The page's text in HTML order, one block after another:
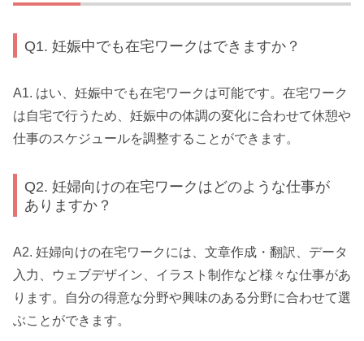
Q1. 妊娠中でも在宅ワークはできますか？
A1. はい、妊娠中でも在宅ワークは可能です。在宅ワーク
は自宅で行うため、妊娠中の体調の変化に合わせて休憩や
仕事のスケジュールを調整することができます。
Q2. 妊婦向けの在宅ワークはどのような仕事が
ありますか？
A2. 妊婦向けの在宅ワークには、文章作成・翻訳、データ
入力、ウェブデザイン、イラスト制作など様々な仕事があ
ります。自分の得意な分野や興味のある分野に合わせて選
ぶことができます。